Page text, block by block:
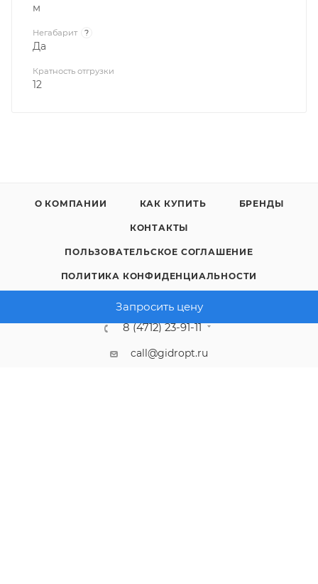
Запросить цену
м
Негабарит ?
Да
Кратность отгрузки
12
О КОМПАНИИ КАК КУПИТЬ БРЕНДЫ
КОНТАКТЫ
ПОЛЬЗОВАТЕЛЬСКОЕ СОГЛАШЕНИЕ
ПОЛИТИКА КОНФИДЕНЦИАЛЬНОСТИ
8 (4712) 23-91-11
call@gidropt.ru